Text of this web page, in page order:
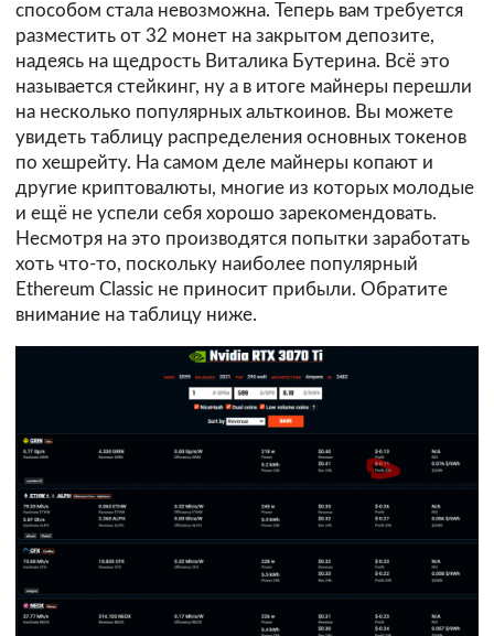
способом стала невозможна. Теперь вам требуется
разместить от 32 монет на закрытом депозите,
надеясь на щедрость Виталика Бутерина. Всё это
называется стейкинг, ну а в итоге майнеры перешли
на несколько популярных альткоинов. Вы можете
увидеть таблицу распределения основных токенов
по хешрейту. На самом деле майнеры копают и
другие криптовалюты, многие из которых молодые
и ещё не успели себя хорошо зарекомендовать.
Несмотря на это производятся попытки заработать
хоть что-то, поскольку наиболее популярный
Ethereum Classic не приносит прибыли. Обратите
внимание на таблицу ниже.